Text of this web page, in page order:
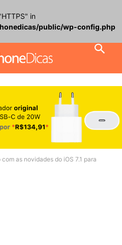
in
public/wp-config.php
as novidades do iOS 7.1 para